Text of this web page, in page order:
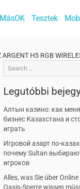
Tesztek
MásOK
H5 RGB
Legutóbbi
Алтын казино: как
бизнес Казахстана и
играть
Игровой азарт по-
почему Sultan
игроков
Alles, was Sie über
Oasis-Sperre wissen